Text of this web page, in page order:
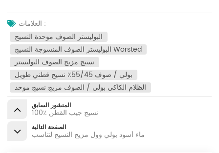
العلامات :
البوليستر الصوف موحدة النسيج
البوليستر الصوف المنسوجة النسيج Worsted
نسيج مزيج الصوف البوليستر
بولي / صوف 55/45٪ نسيج قطني طويل
الظلام الكاكي بولي / الصوف مزيج نسيج موحد
المنشور السابق
100٪ نسيج جيب القطن
الصفحة التالية
ماء أسود بولي وول مزيج النسيج لتناسب